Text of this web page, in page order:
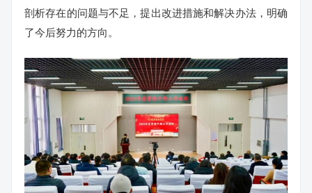
剖析存在的问题与不足，提出改进措施和解决办法，明确
了今后努力的方向。